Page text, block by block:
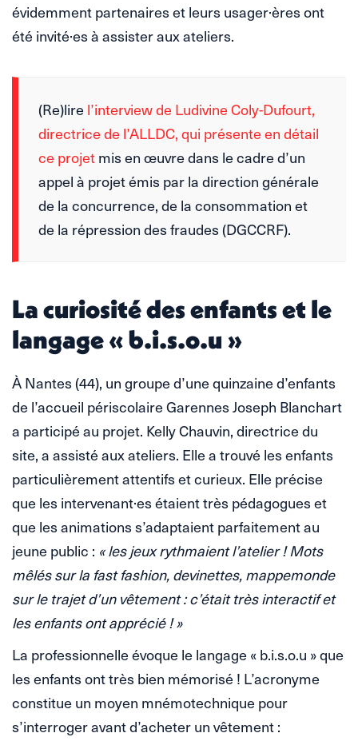
évidemment partenaires et leurs usager·ères ont
été invité·es à assister aux ateliers.
(Re)lire l’interview de Ludivine Coly-Dufourt,
directrice de l’ALLDC, qui présente en détail
ce projet mis en œuvre dans le cadre d’un
appel à projet émis par la direction générale
de la concurrence, de la consommation et
de la répression des fraudes (DGCCRF).
La curiosité des enfants et le
langage « b.i.s.o.u »
À Nantes (44), un groupe d’une quinzaine d’enfants
de l’accueil périscolaire Garennes Joseph Blanchart
a participé au projet. Kelly Chauvin, directrice du
site, a assisté aux ateliers. Elle a trouvé les enfants
particulièrement attentifs et curieux. Elle précise
que les intervenant·es étaient très pédagogues et
que les animations s’adaptaient parfaitement au
jeune public : « les jeux rythmaient l’atelier ! Mots
mêlés sur la fast fashion, devinettes, mappemonde
sur le trajet d’un vêtement : c’était très interactif et
les enfants ont apprécié ! »
La professionnelle évoque le langage « b.i.s.o.u » que
les enfants ont très bien mémorisé ! L’acronyme
constitue un moyen mnémotechnique pour
s’interroger avant d’acheter un vêtement :